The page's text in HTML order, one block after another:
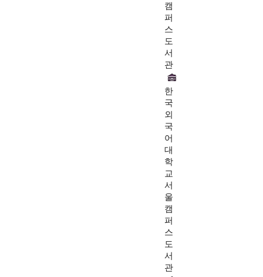
캠
퍼
스
도
서
관
한
국
외
국
어
대
학
교
서
울
캠
퍼
스
도
서
관